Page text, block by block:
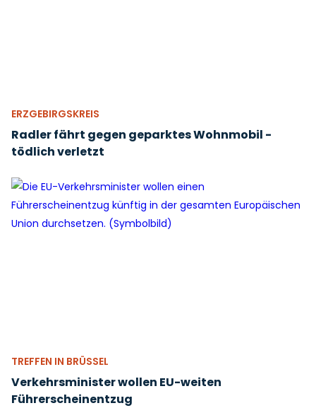
ERZGEBIRGSKREIS
Radler fährt gegen geparktes Wohnmobil -
tödlich verletzt
TREFFEN IN BRÜSSEL
Verkehrsminister wollen EU-weiten
Führerscheinentzug